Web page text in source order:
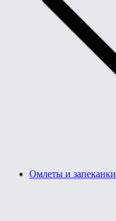
Омлеты и запеканки